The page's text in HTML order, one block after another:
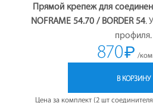
Прямой крепеж для
NOFRAME 54.70 / BORDER 54.
профиля.
870₽ /
В КОРЗИНУ
Цена за комплект (2 шт